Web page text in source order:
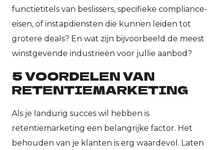
functietitels van beslissers, specifieke compliance-
eisen, of instapdiensten die kunnen leiden tot
grotere deals? En wat zijn bijvoorbeeld de meest
winstgevende industrieën voor jullie aanbod?
5 VOORDELEN VAN
RETENTIEMARKETING
Als je landurig succes wil hebben is
retentiemarketing een belangrijke factor. Het
behouden van je klanten is erg waardevol. Laten